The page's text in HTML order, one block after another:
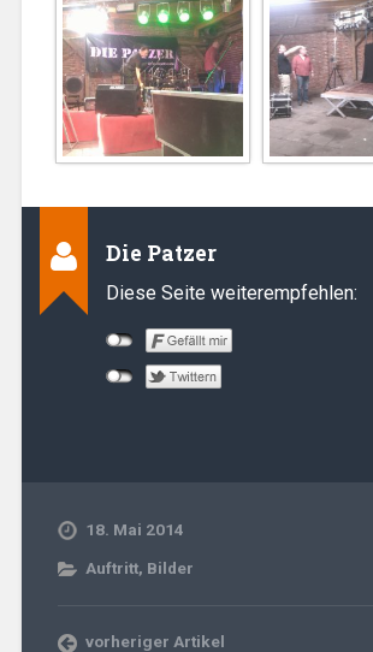
Die Patzer
Diese Seite weiterempfehlen:
18. Mai 2014
Auftritt, Bilder
vorheriger Artikel